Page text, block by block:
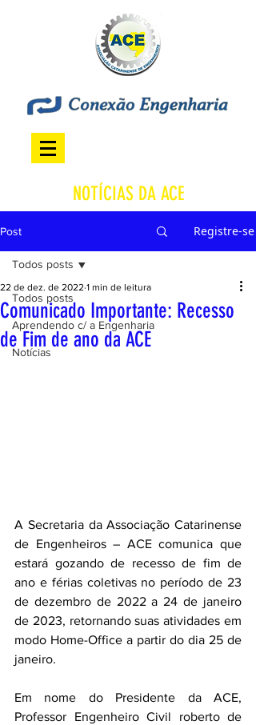
NOTÍCIAS DA ACE
Post Registre-se
Todos posts
Aprendendo c/ a Engenharia
Notícias
Todos posts
Comunicado Importante: Recesso
de Fim de ano da ACE
22 de dez. de 2022 1 min de leitura
A Secretaria da Associação Catarinense
de Engenheiros – ACE comunica que
estará gozando de recesso de fim de
ano e férias coletivas no período de 23
de dezembro de 2022 a 24 de janeiro
de 2023, retornando suas atividades em
modo Home-Office a partir do dia 25 de
janeiro.
Em nome do Presidente da ACE,
Professor Engenheiro Civil roberto de